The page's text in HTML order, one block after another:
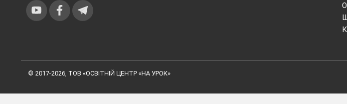
© 2017-2026, ТОВ «ОСВІТНІЙ ЦЕНТР «НА УРОК»